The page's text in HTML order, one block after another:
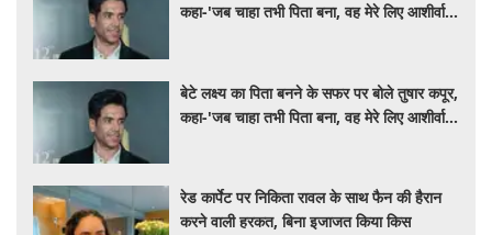
कहा-'जब चाहा तभी पिता बना, वह मेरे लिए आशीर्वाद
बेटे लक्ष्य का पिता बनने के सफर पर बोले तुषार कपूर,
कहा-'जब चाहा तभी पिता बना, वह मेरे लिए आशीर्वाद
रेड कार्पेट पर निकिता रावल के साथ फैन की हैरान
करने वाली हरकत, बिना इजाजत किया किस